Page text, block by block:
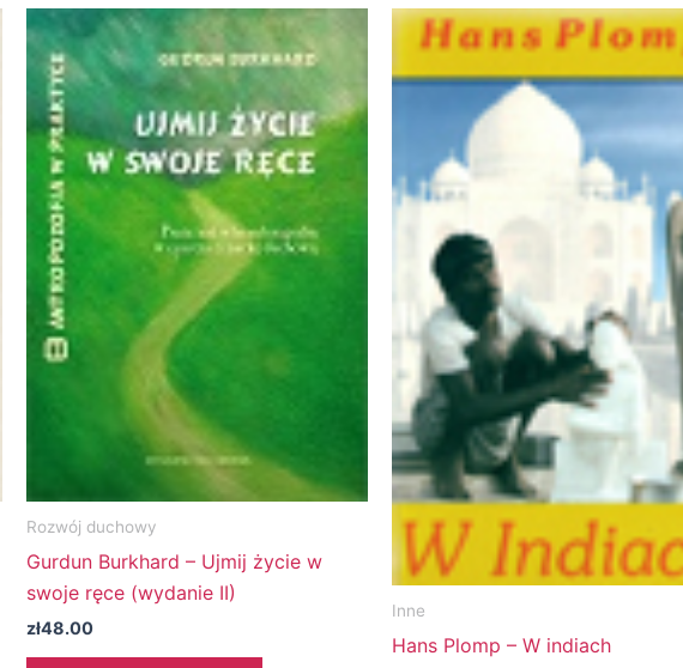
Rozwój duchowy
Gurdun Burkhard – Ujmij życie w
swoje ręce (wydanie II)
zł48.00
Inne
Hans Plomp – W indiach